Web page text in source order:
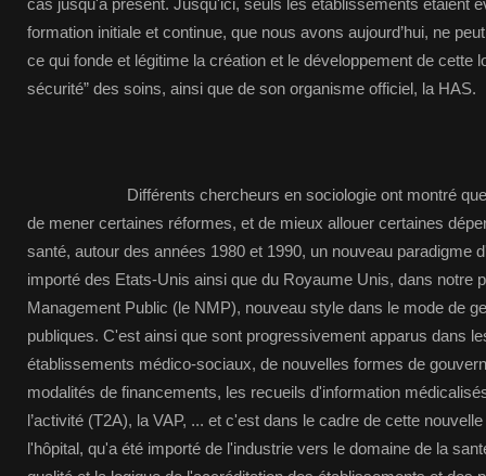
cas jusqu'à présent. Jusqu'ici, seuls les établissements étaient
formation initiale et continue, que nous avons aujourd’hui, ne
ce qui fonde et légitime la création et le développement de cette
sécurité” des soins, ainsi que de son organisme officiel, la HAS.
Différents chercheurs en sociologie ont montré que
de mener certaines réformes, et de mieux allouer certaines
santé, autour des années 1980 et 1990, un nouveau paradigme
importé des Etats-Unis ainsi que du Royaume Unis, dans notre
Management Public (le NMP), nouveau style dans le mode de
publiques. C'est ainsi que sont progressivement apparus dans
établissements médico-sociaux, de nouvelles formes de
modalités de financements, les recueils d'information
l’activité (T2A), la VAP, ... et c'est dans le cadre de cette
l'hôpital, qu'a été importé de l'industrie vers le domaine de la